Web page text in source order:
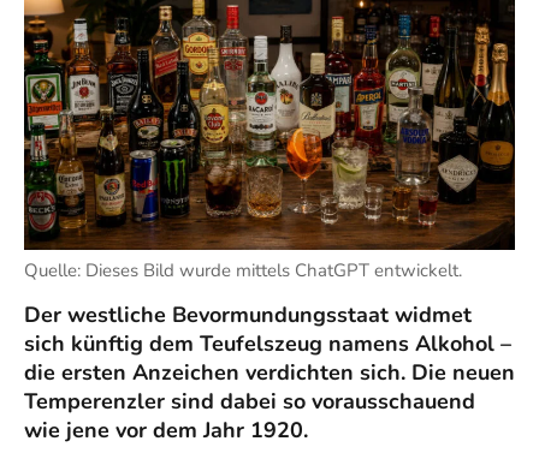
Quelle: Dieses Bild wurde mittels ChatGPT entwickelt.
Der westliche Bevormundungsstaat widmet
sich künftig dem Teufelszeug namens Alkohol –
die ersten Anzeichen verdichten sich. Die neuen
Temperenzler sind dabei so vorausschauend
wie jene vor dem Jahr 1920.